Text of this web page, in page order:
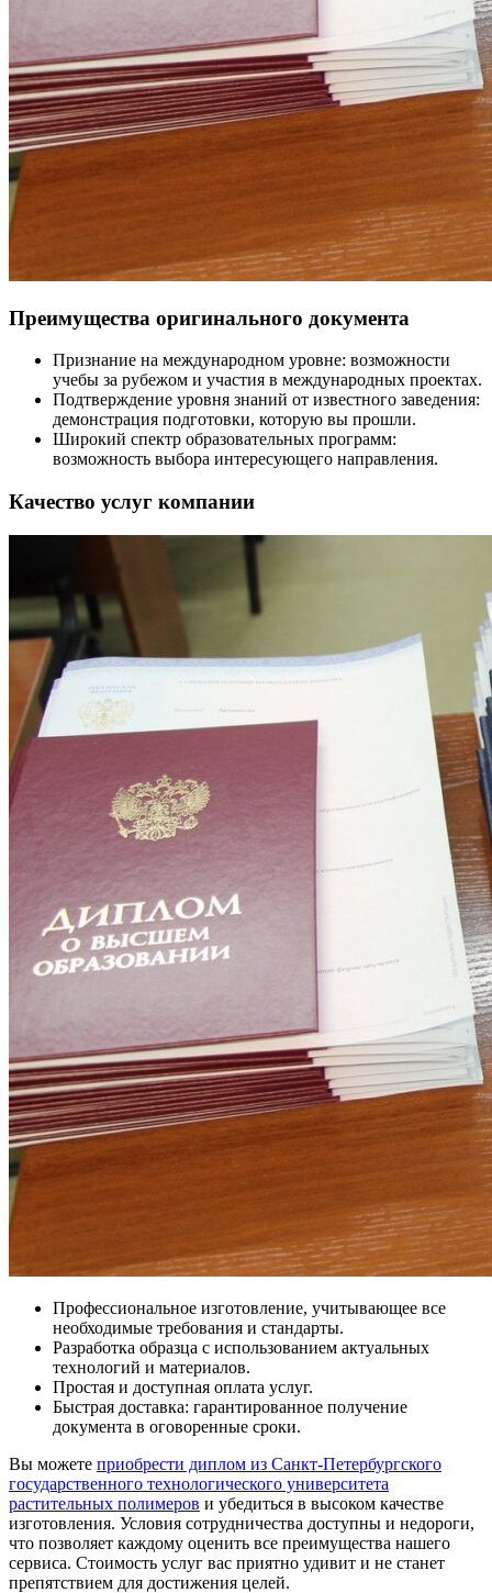
Преимущества оригинального документа
Признание на международном уровне: возможности
учебы за рубежом и участия в международных проектах.
Подтверждение уровня знаний от известного заведения:
демонстрация подготовки, которую вы прошли.
Широкий спектр образовательных программ:
возможность выбора интересующего направления.
Качество услуг компании
Профессиональное изготовление, учитывающее все
необходимые требования и стандарты.
Разработка образца с использованием актуальных
технологий и материалов.
Простая и доступная оплата услуг.
Быстрая доставка: гарантированное получение
документа в оговоренные сроки.
Вы можете приобрести диплом из Санкт-Петербургского
государственного технологического университета
растительных полимеров и убедиться в высоком качестве
изготовления. Условия сотрудничества доступны и недороги,
что позволяет каждому оценить все преимущества нашего
сервиса. Стоимость услуг вас приятно удивит и не станет
препятствием для достижения целей.